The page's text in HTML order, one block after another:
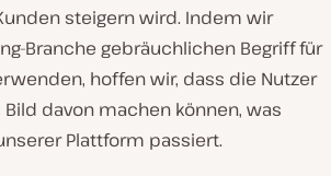
steigern wird. Indem wir
Branche gebräuchlichen Begriff für
hoffen wir, dass die Nutzer
davon machen können, was
Plattform passiert.